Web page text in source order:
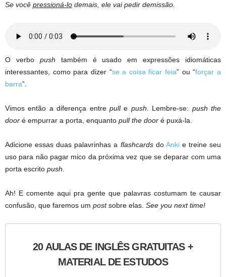
Se você pressioná-lo demais, ele vai pedir demissão.
O verbo push também é usado em expressões idiomáticas
interessantes, como para dizer “se a coisa ficar feia” ou “forçar a
barra”.
Vimos então a diferença entre pulle push . Lembre-se: push the
door é empurrar a porta, enquanto pull the door é puxá-la.
Adicione essas duas palavrinhas a flashcardsdo Ankie treine seu
uso para não pagar mico da próxima vez que se deparar com uma
porta escrito push
Ah! E comente aqui pra gente que palavras costumam te causar
confusão, que faremos um postsobre elas. See you next time!
20 AULAS DE INGLÊS GRATUITAS +
MATERIAL DE ESTUDOS